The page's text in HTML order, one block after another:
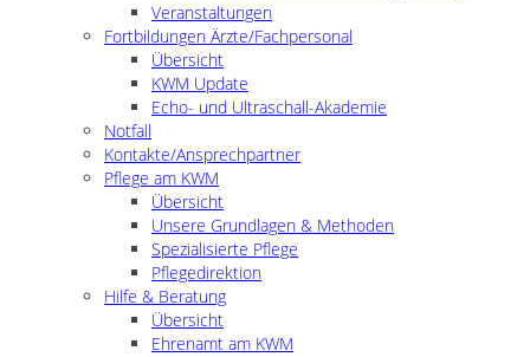
Veranstaltungen
Fortbildungen Ärzte/Fachpersonal
Übersicht
KWM Update
Echo- und Ultraschall-Akademie
Notfall
Kontakte/Ansprechpartner
Pflege am KWM
Übersicht
Unsere Grundlagen & Methoden
Spezialisierte Pflege
Pflegedirektion
Hilfe & Beratung
Übersicht
Ehrenamt am KWM